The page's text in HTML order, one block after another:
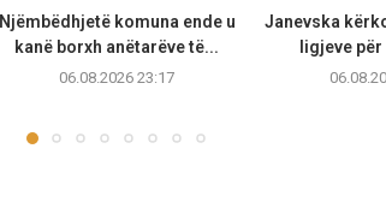
Njëmbëdhjetë komuna ende u
kanë borxh anëtarëve të...
06.08.2026 23:17
Janevska
ligjeve